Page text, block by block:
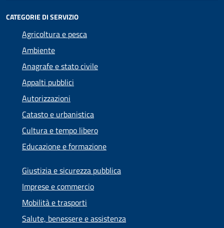
CATEGORIE DI SERVIZIO
Agricoltura e pesca
Ambiente
Anagrafe e stato civile
Appalti pubblici
Autorizzazioni
Catasto e urbanistica
Cultura e tempo libero
Educazione e formazione
Giustizia e sicurezza pubblica
Imprese e commercio
Mobilità e trasporti
Salute, benessere e assistenza